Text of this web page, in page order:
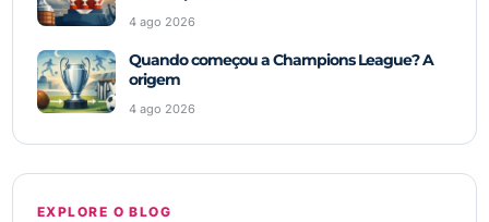
4 ago 2026
Quando começou a Champions League? A
origem
4 ago 2026
EXPLORE O BLOG